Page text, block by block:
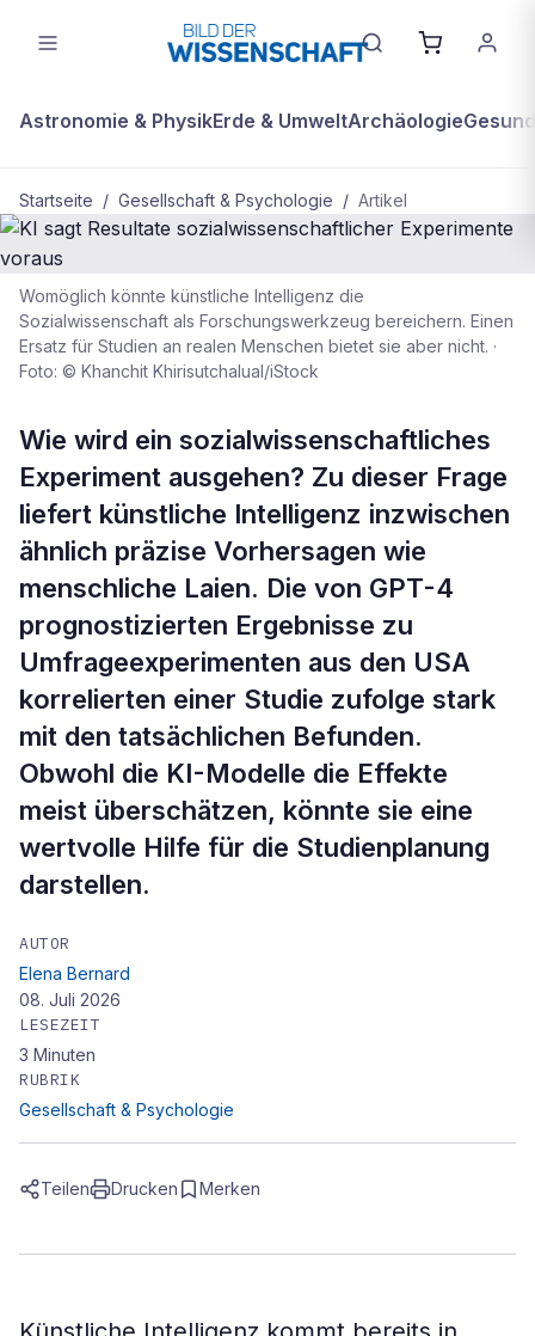
Astronomie & PhysikErde & UmweltArchäologie
Startseite / Gesellschaft & Psychologie / Artikel
GESELLSCHAFT & PSYCHOLOGIE
KI sagt Resultate
sozialwissenschaftlicher
Experimente voraus
Womöglich könnte künstliche Intelligenz die
Sozialwissenschaft als Forschungswerkzeug bereichern. Einen
Ersatz für Studien an realen Menschen bietet sie aber nicht. ·
Foto: © Khanchit Khirisutchalual/iStock
Wie wird ein sozialwissenschaftliches
Experiment ausgehen? Zu dieser Frage
liefert künstliche Intelligenz inzwischen
ähnlich präzise Vorhersagen wie
menschliche Laien. Die von GPT-4
prognostizierten Ergebnisse zu
Umfrageexperimenten aus den USA
korrelierten einer Studie zufolge stark
mit den tatsächlichen Befunden.
Obwohl die KI-Modelle die Effekte
meist überschätzen, könnte sie eine
wertvolle Hilfe für die Studienplanung
darstellen.
AUTOR
Elena Bernard
08. Juli 2026
LESEZEIT
3 Minuten
RUBRIK
Gesellschaft & Psychologie
Teilen Drucken Merken